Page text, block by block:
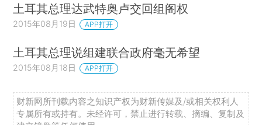
土耳其总理达武特奥卢交回组阁权
2015年08月19日 APP打开
土耳其总理说组建联合政府毫无希望
2015年08月18日 APP打开
财新网所刊载内容之知识产权为财新传媒及/或相关权利人
专属所有或持有。未经许可，禁止进行转载、摘编、复制及